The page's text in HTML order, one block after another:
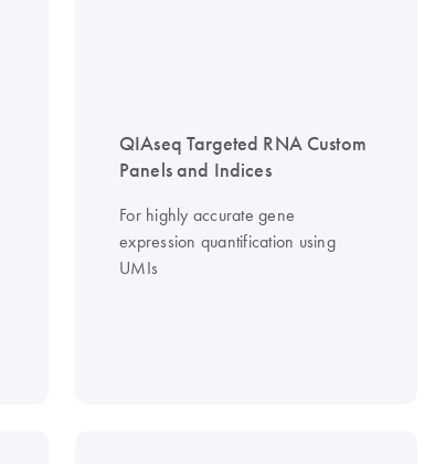
QIAseq Targeted RNA Custom
Panels and Indices
For highly accurate gene
expression quantification using
UMIs